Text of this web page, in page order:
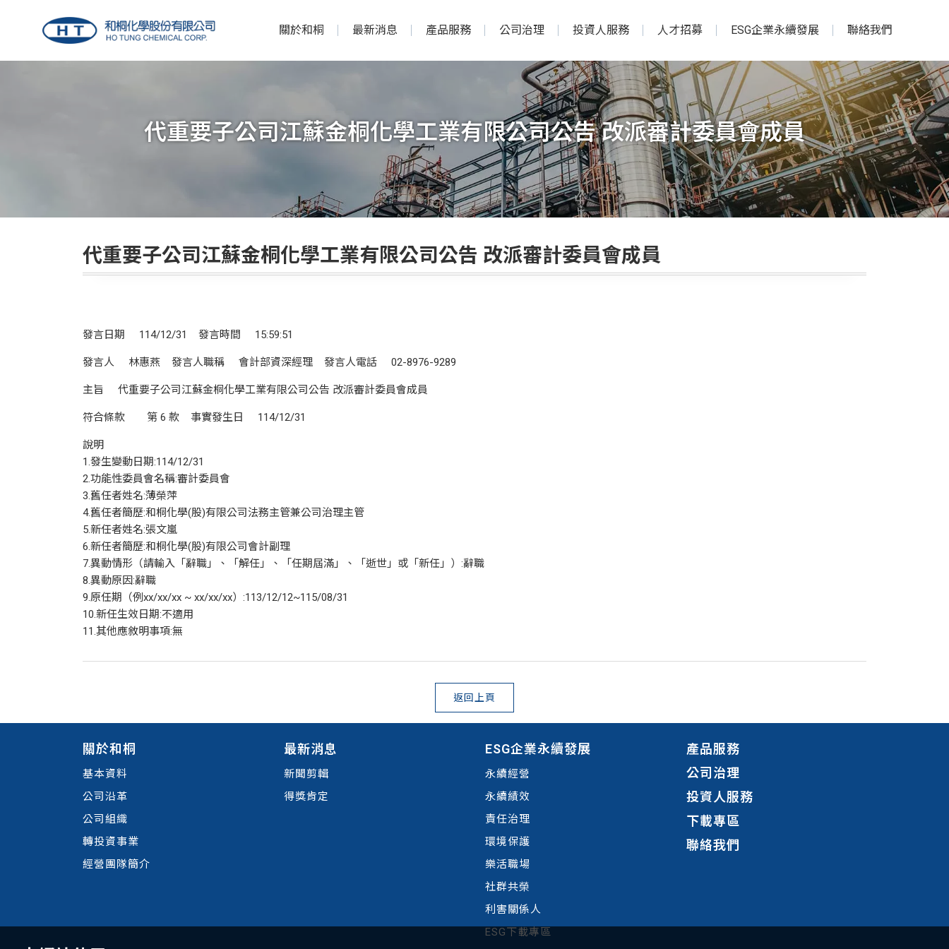
關於和桐 最新消息 產品服務 公司治理 投資人服務 人才招募 ESG企業永續發展 聯絡我們
代重要子公司江蘇金桐化學工業有限公司公告 改派審計委員會成員
代重要子公司江蘇金桐化學工業有限公司公告 改派審計委員會成員
發言日期 114/12/31 發言時間 15:59:51
發言人 林惠燕 發言人職稱 會計部資深經理 發言人電話 02-8976-9289
主旨 代重要子公司江蘇金桐化學工業有限公司公告 改派審計委員會成員
符合條款 第 6 款 事實發生日 114/12/31
說明
1.發生變動日期:114/12/31
2.功能性委員會名稱:審計委員會
3.舊任者姓名:薄榮萍
4.舊任者簡歷:和桐化學(股)有限公司法務主管兼公司治理主管
5.新任者姓名:張文嵐
6.新任者簡歷:和桐化學(股)有限公司會計副理
7.異動情形（請輸入「辭職」、「解任」、「任期屆滿」、「逝世」或「新任」）:辭職
8.異動原因:辭職
9.原任期（例xx/xx/xx ~ xx/xx/xx）:113/12/12~115/08/31
10.新任生效日期:不適用
11.其他應敘明事項:無
返回上頁
關於和桐
基本資料
公司沿革
公司組織
轉投資事業
經營團隊簡介
最新消息
新聞剪輯
得獎肯定
ESG企業永續發展
永續經營
永續績效
責任治理
環境保護
樂活職場
社群共榮
利害關係人
ESG下載專區
產品服務
公司治理
投資人服務
下載專區
聯絡我們